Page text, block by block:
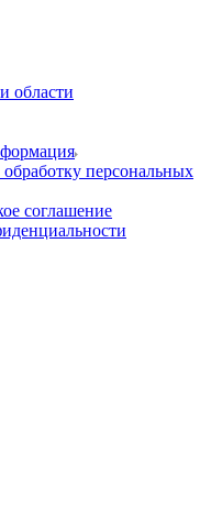
области
персональных
соглашение